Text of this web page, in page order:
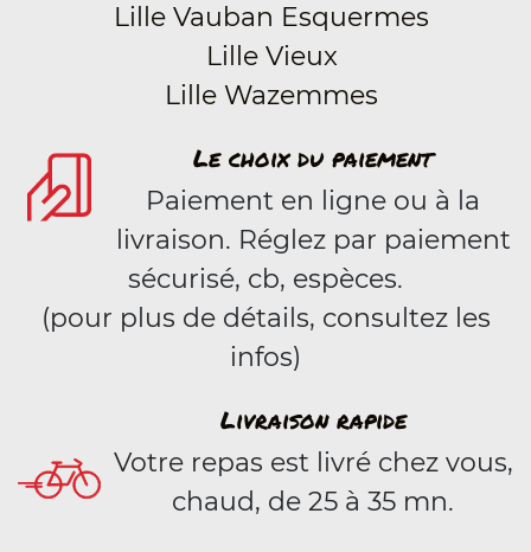
Lille Vauban Esquermes
Lille Vieux
Lille Wazemmes
Le choix du paiement
Paiement en ligne ou à la
livraison. Réglez par paiement
sécurisé, cb, espèces.
(pour plus de détails, consultez les
infos)
Livraison rapide
Votre repas est livré chez vous,
chaud, de 25 à 35 mn.